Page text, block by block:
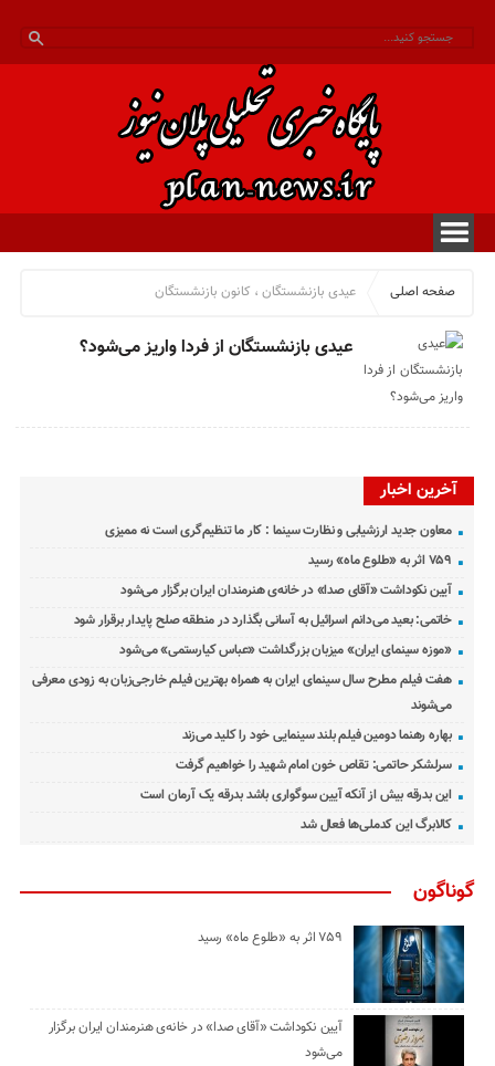
صفحه اصلی عیدی بازنشستگان ، کانون بازنشستگان
عیدی بازنشستگان از فردا واریز می‌شود؟
آخرین اخبار
معاون جدید ارزشیابی و نظارت سینما : کار ما تنظیم‌گری است نه ممیزی
۷۵۹ اثر به «طلوع ماه» رسید
آیین نکوداشت «آقای صدا» در خانه‌ی هنرمندان ایران برگزار می‌شود
خاتمی: بعید می‌دانم اسرائیل به آسانی بگذارد در منطقه صلح پایدار برقرار شود
«موزه سینمای ایران» میزبان بزرگداشت «عباس کیارستمی» می‌شود
هفت فیلم مطرح سال سینمای ایران به همراه بهترین فیلم خارجی‌زبان به زودی معرفی
می‌شوند
بهاره رهنما دومین فیلم بلند سینمایی خود را کلید می‌زند
سرلشکر حاتمی: تقاص خون امام شهید را خواهیم گرفت
این بدرقه بیش از آنکه آیین سوگواری باشد بدرقه یک آرمان است
کالابرگ این کدملی‌ها فعال شد
گوناگون
۷۵۹ اثر به «طلوع ماه» رسید
آیین نکوداشت «آقای صدا» در خانه‌ی هنرمندان ایران برگزار
می‌شود